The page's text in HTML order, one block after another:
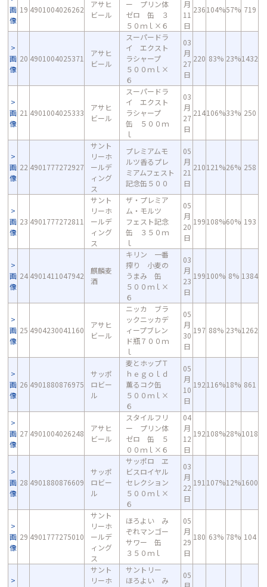
画
像
19 4901004026262
アサヒ
ビール
ー プリン体
ゼロ 缶 ３
５０ｍｌ×６
月
11
日
236104%57% 719
画
像
20 4901004025371
アサヒ
ビール
スーパードラ
イ エクスト
ラシャープ
５００ｍｌ×
６
03
月
27
日
220 83% 23%1432
画
像
21 4901004025333
アサヒ
ビール
スーパードラ
イ エクスト
ラシャープ
缶 ５００ｍ
ｌ
03
月
27
日
214106%33% 250
画
像
22 4901777272927
サント
リーホ
ールデ
ィング
ス
プレミアムモ
ルツ香るプレ
ミアムフェスト
記念缶５００
05
月
21
日
210121%26% 258
画
像
23 4901777272811
サント
リーホ
ールデ
ィング
ス
ザ・プレミア
ム・モルツ
フェスト記念
缶 ３５０ｍ
ｌ
05
月
20
日
199108%60% 193
画
像
24 4901411047942
麒麟麦
酒
キリン 一番
搾り 小麦の
うまみ 缶
５００ｍｌ×
６
03
月
23
日
199100% 8% 1384
画
像
25 4904230041160
アサヒ
ビール
ニッカ ブラ
ックニッカデ
ィープブレン
ド瓶７００ｍ
ｌ
05
月
30
日
197 88% 23%1262
画
像
26 4901880876975
サッポ
ロビー
ル
麦とホップＴ
ｈｅｇｏｌｄ
薫るコク缶
５００ｍｌ×
６
05
月
10
日
192116%18% 861
画
像
27 4901004026248
アサヒ
ビール
スタイルフリ
ー プリン体
ゼロ 缶 ５
００ｍｌ×６
04
月
12
日
192108%28%1018
画
像
28 4901880876609
サッポ
ロビー
ル
サッポロ ヱ
ビスロイヤル
セレクション
５００ｍｌ×
６
03
月
22
日
191 107%12%1600
画
像
29 4901777275010
サント
リーホ
ールデ
ィング
ス
ほろよい み
ぞれマンゴー
サワー 缶
３５０ｍｌ
05
月
29
日
180 63% 78% 104
サント
リーホ
サントリー
ほろよい み
05